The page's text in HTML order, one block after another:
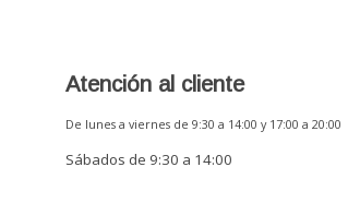
Atención al cliente
De lunes a viernes de 9:30 a 14:00 y 17:00 a 20:00
Sábados de 9:30 a 14:00